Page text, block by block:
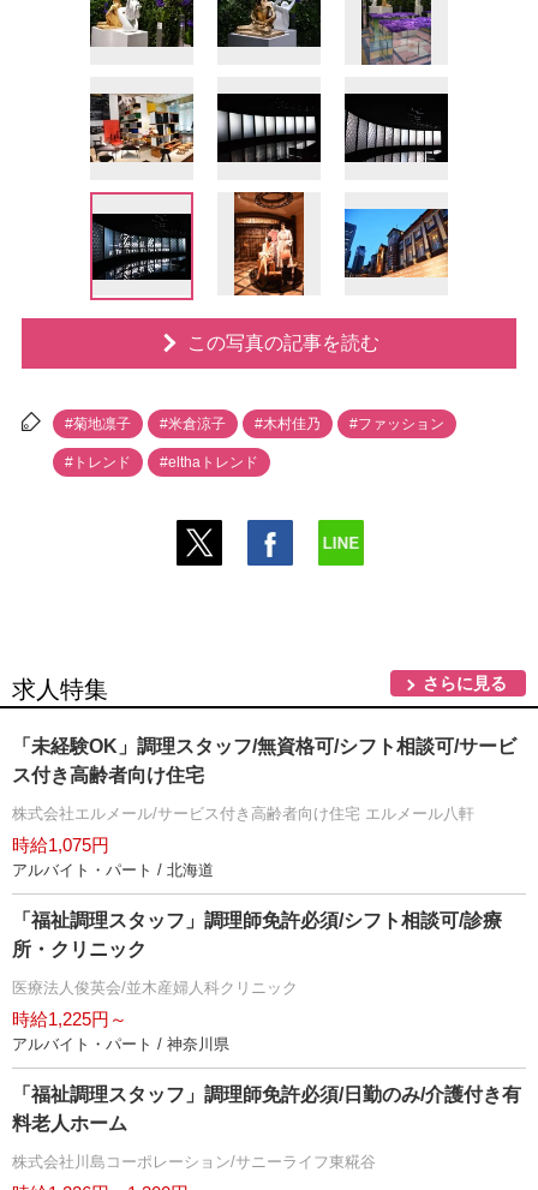
この写真の記事を読む
#菊地凛子 #米倉涼子 #木村佳乃 #ファッション
#トレンド #elthaトレンド
求人特集 さらに見る
「未経験OK」調理スタッフ/無資格可/シフト相談可/サービ
ス付き高齢者向け住宅
株式会社エルメール/サービス付き高齢者向け住宅 エルメール八軒
時給1,075円
アルバイト・パート / 北海道
「福祉調理スタッフ」調理師免許必須/シフト相談可/診療
所・クリニック
医療法人俊英会/並木産婦人科クリニック
時給1,225円～
アルバイト・パート / 神奈川県
「福祉調理スタッフ」調理師免許必須/日勤のみ/介護付き有
料老人ホーム
株式会社川島コーポレーション/サニーライフ東糀谷